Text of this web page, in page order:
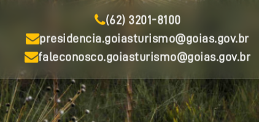
(62) 3201-8100
presidencia.goiasturismo@goias.gov.br
faleconosco.goiasturismo@goias.gov.br